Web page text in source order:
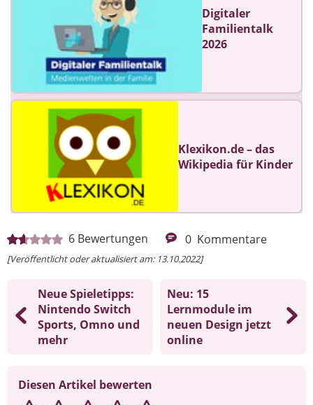
6 Bewertungen 0 Kommentare
[Veröffentlicht oder aktualisiert am: 13.10.2022]
Neue Spieletipps:
Nintendo Switch
Sports, Omno und
mehr
Neu: 15
Lernmodule im
neuen Design jetzt
online
Diesen Artikel bewerten
Digitaler
Familientalk
2026
Klexikon.de – das
Wikipedia für Kinder